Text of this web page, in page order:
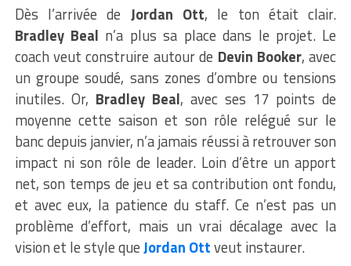
Dès l’arrivée de Jordan Ott, le ton était clair.
Bradley Beal n’a plus sa place dans le projet. Le
coach veut construire autour de Devin Booker, avec
un groupe soudé, sans zones d’ombre ou tensions
inutiles. Or, Bradley Beal, avec ses 17 points de
moyenne cette saison et son rôle relégué sur le
banc depuis janvier, n’a jamais réussi à retrouver son
impact ni son rôle de leader. Loin d’être un apport
net, son temps de jeu et sa contribution ont fondu,
et avec eux, la patience du staff. Ce n’est pas un
problème d’effort, mais un vrai décalage avec la
vision et le style queJordan Ottveut instaurer.